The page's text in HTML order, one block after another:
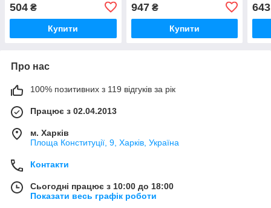
504 ₴
Купити
Другої світової війни
947₴
Купити
643
Про нас
100% позитивних з 119 відгуків за рік
Працює з 02.04.2013
м. Харків
Площа Конституції, 9, Харків, Україна
Контакти
Сьогодні працює з 10:00 до 18:00
Показати весь графік роботи